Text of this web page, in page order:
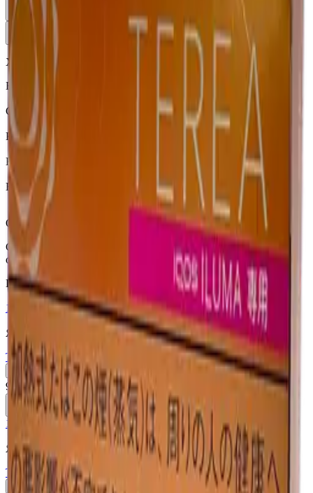
Характеристики
Бренд
Страна
Япония
Крепость
Средний
Капсула
Нет
Вкусы
Ментол, Экзотические
Описание
Стики TEREA Oasis Pearl для IQOS ILUMA — маракуйя и
освежающий ментол — Япония.
Похожие товары
18+ Мне исполнилось 18 лет
Япония (JP)
Terea Fusion Menthol JP
Пачка Блок×10
910 ₽
В корзину
18+ Мне исполнилось 18 лет
Япония (JP)
Terea Black Yellow Menthol JP
Пачка Блок×10